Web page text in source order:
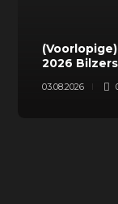
2026
03.08.2026